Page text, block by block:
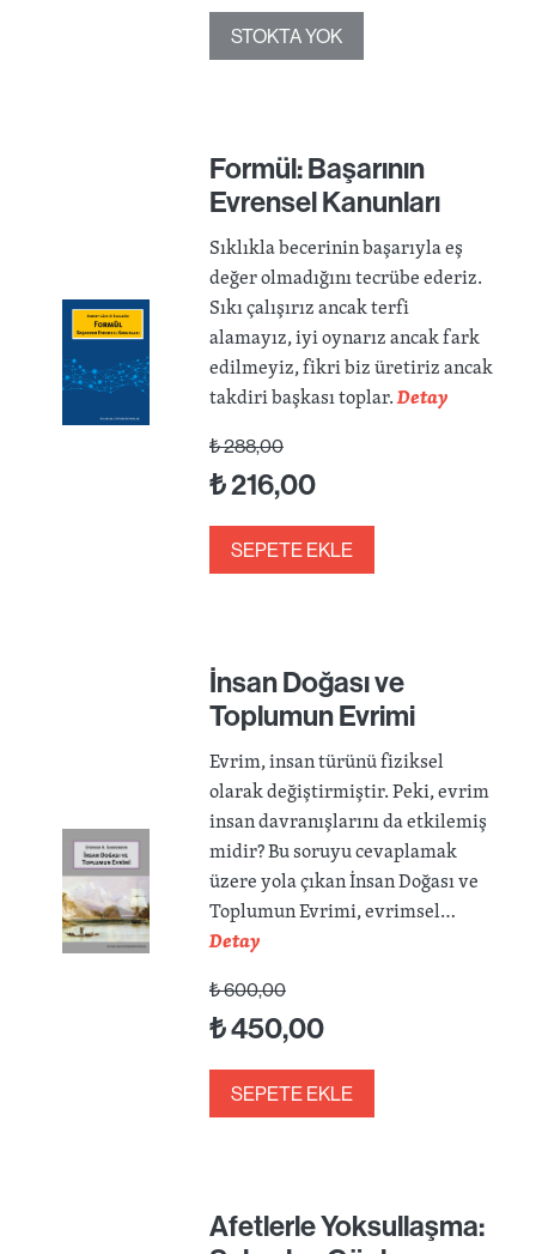
STOKTA YOK
Formül: Başarının
Evrensel Kanunları
Sıklıkla becerinin başarıyla eş
değer olmadığını tecrübe ederiz.
Sıkı çalışırız ancak terfi
alamayız, iyi oynarız ancak fark
edilmeyiz, fikri biz üretiriz ancak
takdiri başkası toplar.Detay
₺288,00
₺216,00
SEPETE EKLE
İnsan Doğası ve
Toplumun Evrimi
Evrim, insan türünü fiziksel
olarak değiştirmiştir. Peki, evrim
insan davranışlarını da etkilemiş
midir? Bu soruyu cevaplamak
üzere yola çıkan İnsan Doğası ve
Toplumun Evrimi, evrimsel…
Detay
₺600,00
₺450,00
SEPETE EKLE
Afetlerle Yoksullaşma: